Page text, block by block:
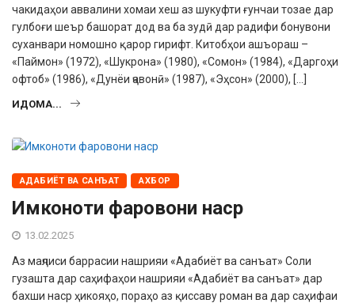
чакидаҳои аввалини хомаи хеш аз шукуфти ғунчаи тозае дар
гулбоғи шеър башорат дод ва ба зудӣ дар радифи бонувони
суханвари номошно қарор гирифт. Китобҳои ашъораш –
«Паймон» (1972), «Шукрона» (1980), «Сомон» (1984), «Даргоҳи
офтоб» (1986), «Дунёи ҷавонӣ» (1987), «Эҳсон» (2000), […]
ИДОМА...
АДАБИЁТ ВА САНЪАТ АХБОР
Имконоти фаровони наср
13.02.2025
Аз маҷлиси баррасии нашрияи «Адабиёт ва санъат» Соли
гузашта дар саҳифаҳои нашрияи «Адабиёт ва санъат» дар
бахши наср ҳикояҳо, пораҳо аз қиссаву роман ва дар саҳифаи